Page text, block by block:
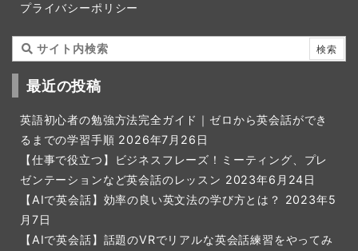
プライバシーポリシー
最近の投稿
英語初心者の勉強方法完全ガイド｜ゼロから英会話ができ
るまでの学習手順 2026年7月26日
【仕事で役立つ】ビジネスフレーズ！ミーティング、プレ
ゼンテーションなど英会話のレッスン 2023年6月24日
【AIで英会話】効率の良い英文法の学び方とは？ 2023年5
月7日
【AIで英会話】話題のVRでリアルな英会話練習をやってみ